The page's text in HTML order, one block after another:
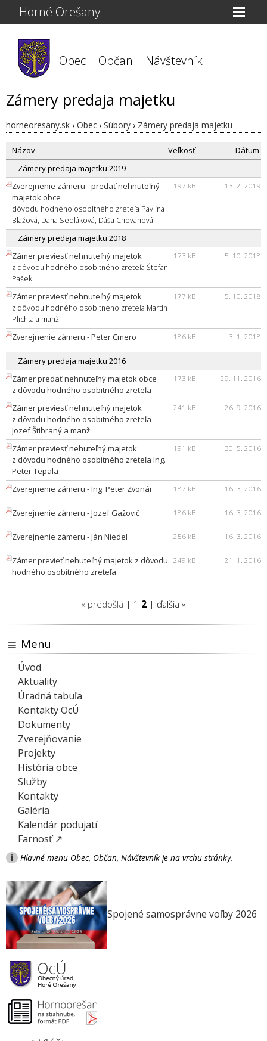
Horné Orešany
Obec Občan Návštevník
Zámery predaja majetku
horneoresany.sk › Obec › Súbory › Zámery predaja majetku
Názov Veľkosť
Dátum
Zámery predaja majetku 2019
Zverejnenie zámeru - predať nehnuteľný
majetok obce
dôvodu hodného osobitného zreteľa Pavlína
Blažová, Dana Sedláková, Dáša Chovanová
197 kB 13. 2. 2019
Zámery predaja majetku 2018
Zámer previesť nehnuteľný majetok
z dôvodu hodného osobitného zreteľa Štefan
Pašek
173 kB 5. 10. 2018
Zámer previesť nehnuteľný majetok
z dôvodu hodného osobitného zreteľa Martin
Plichta a manž.
177 kB 5. 10. 2018
Zverejnenie zámeru - Peter Cmero 186 kB 3. 1. 2018
Zámery predaja majetku 2016
Zámer predať nehnuteľný majetok obce
z dôvodu hodného osobitného zreteľa
173 kB 29. 11. 2016
Zámer previesť nehnuteľný majetok
z dôvodu hodného osobitného zreteľa
Jozef Štibraný a manž.
241 kB 26. 9. 2016
Zámer previesť nehuteľný majetok
z dôvodu hodného osobitného zreteľa Ing.
Peter Tepala
191 kB 30. 5. 2016
Zverejnenie zámeru - Ing. Peter Zvonár 187 kB 16. 3. 2016
Zverejnenie zámeru - Jozef Gažovič 186 kB 16. 3. 2016
Zverejnenie zámeru - Ján Niedel 256 kB 16. 3. 2016
Zámer previeť nehuteľný majetok z dôvodu
hodného osobitného zreteľa
249 kB 21. 1. 2016
« predošlá | 1 2 | ďalšia »
Menu
Úvod
Aktuality
Úradná tabuľa
Kontakty OcÚ
Dokumenty
Zverejňovanie
Projekty
História obce
Služby
Kontakty
Galéria
Kalendár podujatí
Farnosť ↗
i Hlavné menu Obec, Občan, Návštevník je na vrchu stránky.
Spojené samosprávne voľby 2026